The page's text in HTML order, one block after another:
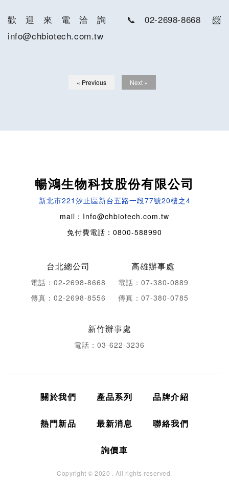
歡迎來電洽詢 📞02-2698-8668 📨
info@chbiotech.com.tw
« Previous Next »
暢鴻生物科技股份有限公司
新北市221汐止區新台五路一段77號20樓之4
mail：Info@chbiotech.com.tw
免付費電話：0800-588990
台北總公司
電話：02-2698-8668
傳真：02-2698-8556
高雄辦事處
電話：07-380-0889
傳真：07-380-0785
新竹辦事處
電話：03-622-3236
關於我們 產品系列 品牌介紹
熱門新品 最新消息 聯絡我們
詢價車
Copyright © 2020 . All rights reserved.